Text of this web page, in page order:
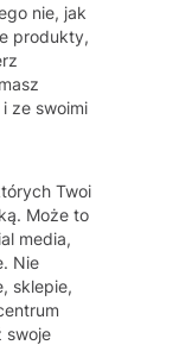
nie, jak
produkty,
ze swoimi
Twoi
Może to
media,
Nie
sklepie,
swoje